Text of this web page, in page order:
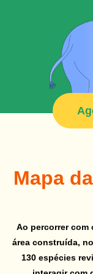
ciclo de
Cada aluno é um
potencial.
para três ciclos:
com ensino
aproveitamento
Mapa
Ao percorrer com
área construída,
130 espécies